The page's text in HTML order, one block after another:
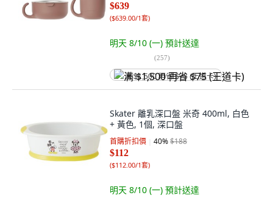
$639
($639.00/1套)
明天 8/10 (一) 預計送達
(257)
满 $1,500 再省 $75 (王道卡)
Skater 離乳深口盤 米奇 400ml, 白色
+ 黃色, 1個, 深口盤
首購折扣價 40%$188
$112
($112.00/1套)
明天 8/10 (一) 預計送達